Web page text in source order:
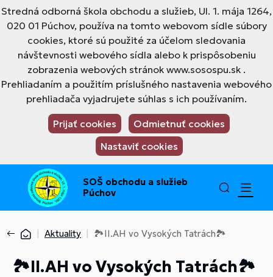
Stredná odborná škola obchodu a služieb, Ul. 1. mája 1264,
020 01 Púchov, používa na tomto webovom sídle súbory
cookies, ktoré sú použité za účelom sledovania
návštevnosti webového sídla alebo k prispôsobeniu
zobrazenia webových stránok www.sosospu.sk .
Prehliadaním a použitím príslušného nastavenia webového
prehliadača vyjadrujete súhlas s ich používaním.
Prijať cookies
Odmietnuť cookies
Nastaviť cookies
SOŠ obchodu a služieb
Púchov
Aktuality 🏞️II.AH vo Vysokých Tatrách🏞️
🏞️II.AH vo Vysokých Tatrách🏞️